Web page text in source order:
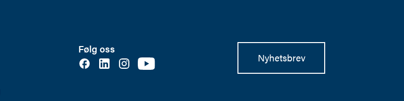
Følg oss
Nyhetsbrev